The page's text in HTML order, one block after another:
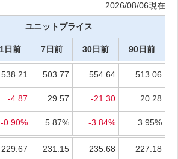
・一部解約（契約または増額時から7年
約日からの経過年数に応じて、解約控除
から控除されます。
請求額と払込保険料総額のうちいずれか小さい方
額が一時払保険料相当額から差し引かれます。
用関係費用」）と「年金受取期間中の費用
理手数料」「解約手数料」がかかります。
2026/08/06現在
ユニットプライス
1日前 7日前 30日前 90日前
538.21 503.77 554.64 513.06
-4.87 29.57 -21.30 20.28
-0.90% 5.87% -3.84% 3.95%
229.67 231.15 235.68 227.18